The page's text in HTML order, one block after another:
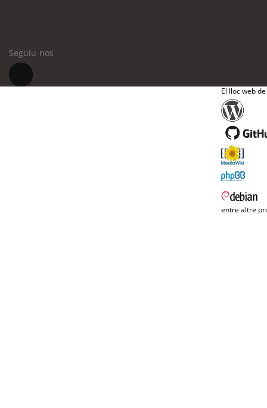
Seguiu-nos
El lloc web
entre altre